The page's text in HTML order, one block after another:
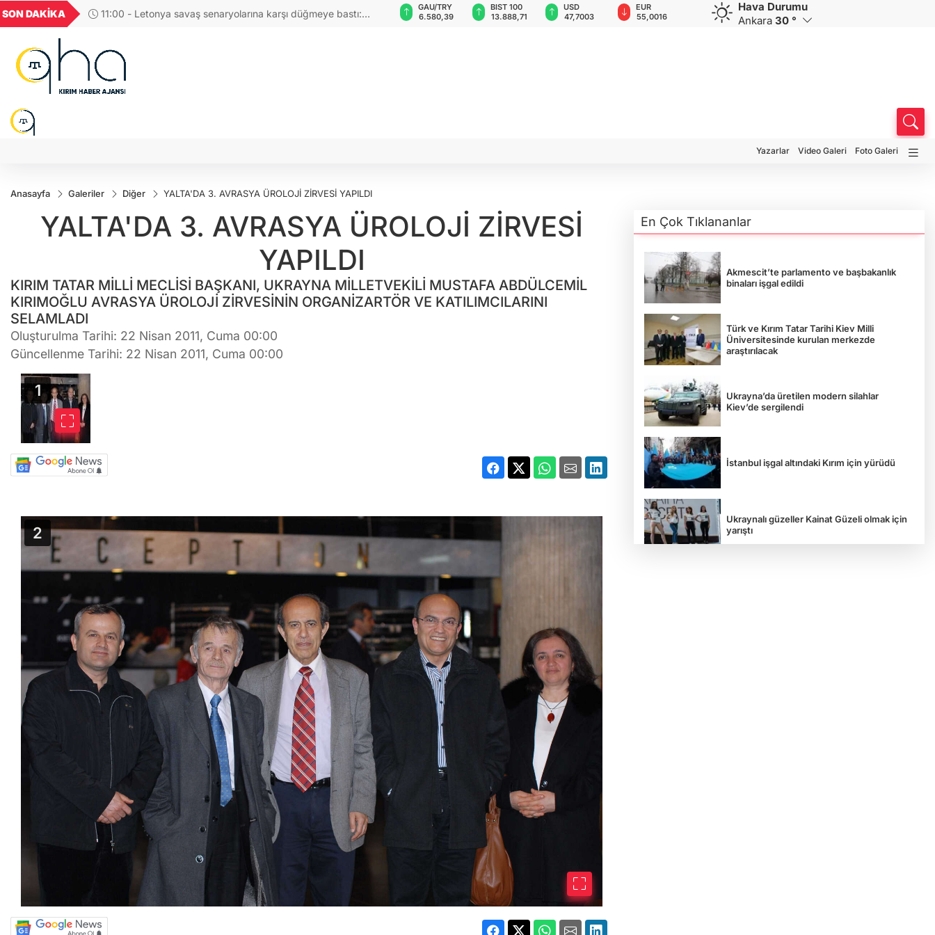
SON DAKİKA
11:00 - Letonya savaş senaryolarına karşı düğmeye bastı:
UYU
1,1825
18,2410
16,2356
27,9743
0,0018
GAU/TRY
6.580,39
BIST 100
13.888,71
USD
47,7003
EUR
55,0016
GBP
64,1932
CHF
58,7659
Hava Durumu
Ankara 30 °
Yazarlar Video Galeri Foto Galeri
Anasayfa Galeriler Diğer YALTA'DA 3. AVRASYA ÜROLOJİ ZİRVESİ YAPILDI
YALTA'DA 3. AVRASYA ÜROLOJİ ZİRVESİ
YAPILDI
KIRIM TATAR MİLLİ MECLİSİ BAŞKANI, UKRAYNA MİLLETVEKİLİ MUSTAFA ABDÜLCEMİL
KIRIMOĞLU AVRASYA ÜROLOJİ ZİRVESİNİN ORGANİZARTÖR VE KATILIMCILARINI
SELAMLADI
Oluşturulma Tarihi: 22 Nisan 2011, Cuma 00:00
Güncellenme Tarihi: 22 Nisan 2011, Cuma 00:00
En Çok Tıklananlar
Akmescit’te parlamento ve başbakanlık
binaları işgal edildi
Türk ve Kırım Tatar Tarihi Kiev Milli
Üniversitesinde kurulan merkezde
araştırılacak
Ukrayna’da üretilen modern silahlar
Kiev’de sergilendi
İstanbul işgal altındaki Kırım için yürüdü
Ukraynalı güzeller Kainat Güzeli olmak için
yarıştı